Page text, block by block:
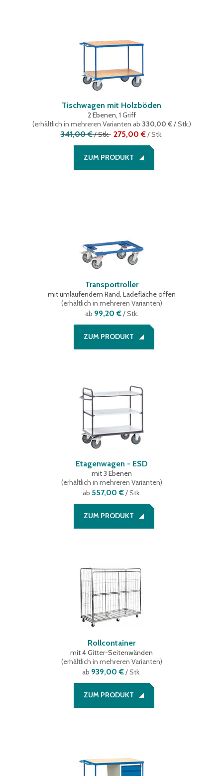
Tischwagen mit Holzböden
2 Ebenen, 1 Griff
(erhältlich in mehreren Varianten ab 330,00 €/ Stk.)
341,00 €/Stk. 275,00 €/Stk.
ZUM PRODUKT
Transportroller
mit umlaufendem Rand, Ladefläche offen
(erhältlich in mehreren Varianten)
ab 99,20 €/ Stk.
ZUM PRODUKT
Etagenwagen - ESD
mit 3 Ebenen
(erhältlich in mehreren Varianten)
ab 557,00 €/ Stk.
ZUM PRODUKT
Rollcontainer
mit 4 Gitter-Seitenwänden
(erhältlich in mehreren Varianten)
ab 939,00 €/ Stk.
ZUM PRODUKT